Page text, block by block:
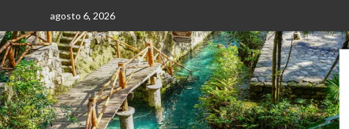
contenido
agosto 6, 2026